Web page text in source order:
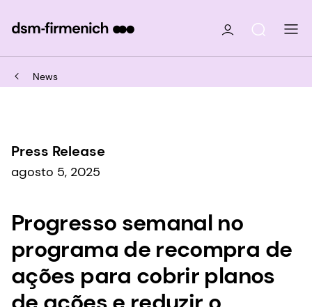
News
Press Release
agosto 5, 2025
Progresso semanal no
programa de recompra de
ações para cobrir planos